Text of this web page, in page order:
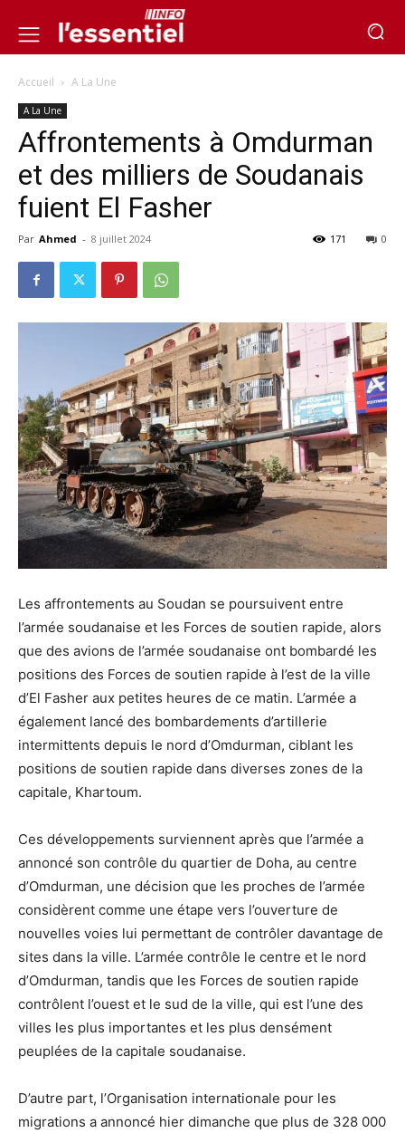
Accueil A La Une
A La Une
Affrontements à Omdurman
et des milliers de Soudanais
fuient El Fasher
Par Ahmed - 8 juillet 2024 0
171
Les affrontements au Soudan se poursuivent entre
l’armée soudanaise et les Forces de soutien rapide, alors
que des avions de l’armée soudanaise ont bombardé les
positions des Forces de soutien rapide à l’est de la ville
d’El Fasher aux petites heures de ce matin. L’armée a
également lancé des bombardements d’artillerie
intermittents depuis le nord d’Omdurman, ciblant les
positions de soutien rapide dans diverses zones de la
capitale, Khartoum.
Ces développements surviennent après que l’armée a
annoncé son contrôle du quartier de Doha, au centre
d’Omdurman, une décision que les proches de l’armée
considèrent comme une étape vers l’ouverture de
nouvelles voies lui permettant de contrôler davantage de
sites dans la ville. L’armée contrôle le centre et le nord
d’Omdurman, tandis que les Forces de soutien rapide
contrôlent l’ouest et le sud de la ville, qui est l’une des
villes les plus importantes et les plus densément
peuplées de la capitale soudanaise.
D’autre part, l’Organisation internationale pour les
migrations a annoncé hier dimanche que plus de 328 000